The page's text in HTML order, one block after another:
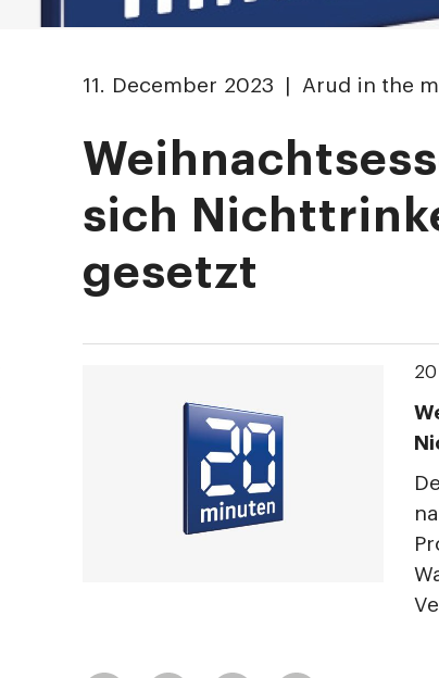
11. December 2023 | Arud in the
sich
gesetzt